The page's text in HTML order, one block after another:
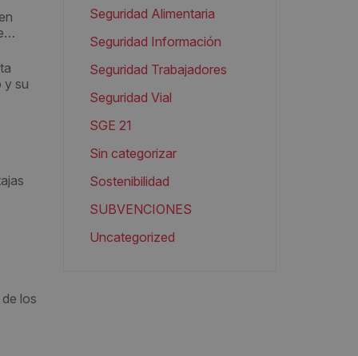
y su
los
Seguridad Alimentaria
Seguridad Información
Seguridad Trabajadores
Seguridad Vial
SGE 21
Sin categorizar
Sostenibilidad
SUBVENCIONES
Uncategorized